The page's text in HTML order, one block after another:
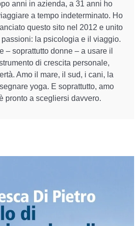
anni in azienda, a 31 anni ho
a tempo indeterminato. Ho
questo sito nel 2012 e unito
passioni: la psicologia e il viaggio.
– soprattutto donne – a usare il
di crescita personale,
Amo il mare, il sud, i cani, la
yoga. E soprattutto, amo
pronto a scegliersi davvero.